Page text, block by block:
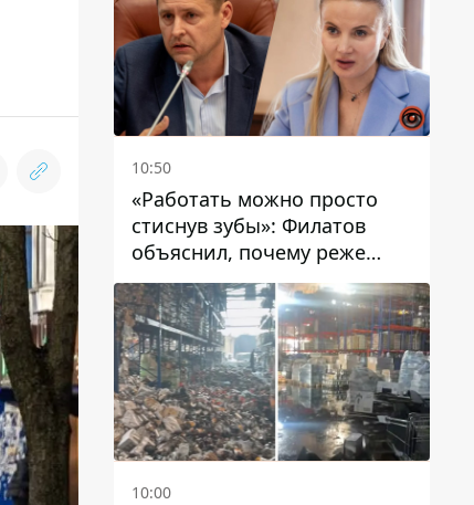
10:50
«Работать можно просто
стиснув зубы»: Филатов
объяснил, почему реже
пишет в соцсетях и
раскритиковал медийность
чиновников
10:00